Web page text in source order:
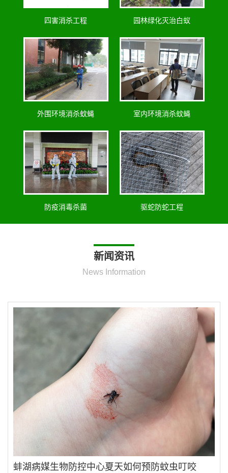
四害消杀工程 园林绿化灭治白蚁
外围环境消杀蚊蝇 室内环境消杀蚊蝇
防疫消毒杀菌 驱蛇防蛇工程
新闻资讯
News Information
蚌湖病媒生物防控中心夏天如何预防蚊虫叮咬